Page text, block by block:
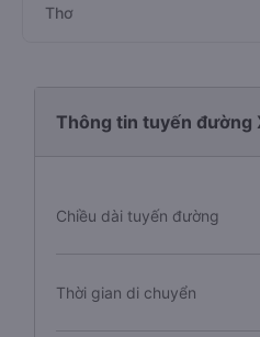
Thơ
Thông tin tuyến đường
Chiều dài tuyến đường
Thời gian di chuyển